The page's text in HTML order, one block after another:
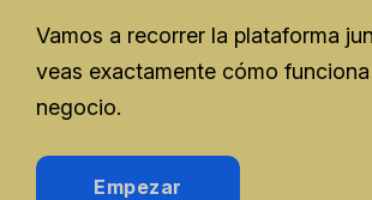
Vamos a recorrer la plataforma
veas exactamente cómo
negocio.
Empezar